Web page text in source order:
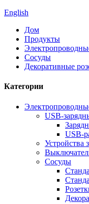
English
Дом
Продукты
Сосуды
Декоративные
Категории
USB-
USB-
Устройства
Сосуды